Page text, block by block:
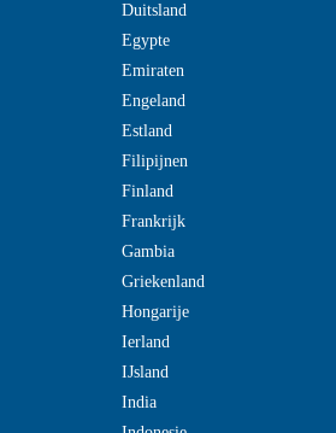
Duitsland
Egypte
Emiraten
Engeland
Estland
Filipijnen
Finland
Frankrijk
Gambia
Griekenland
Hongarije
Ierland
IJsland
India